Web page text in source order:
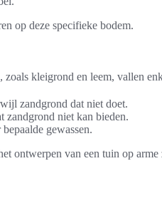
op deze specifieke bodem.
kleigrond en leem, vallen
zandgrond dat niet doet.
zandgrond niet kan bieden.
gewassen.
ontwerpen van een tuin op arme